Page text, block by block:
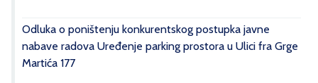
Odluka o poništenju konkurentskog postupka javne
nabave radova Uređenje parking prostora u Ulici fra Grge
Martića 177